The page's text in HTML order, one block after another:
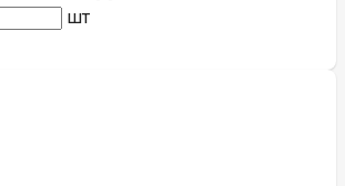
шт